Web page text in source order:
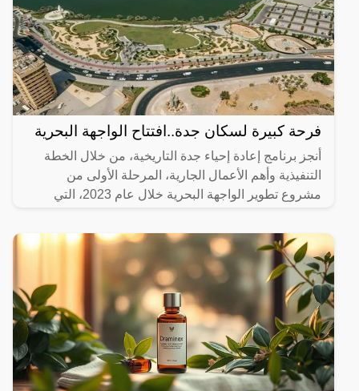
فرحة كبيرة لسكان جدة..افتتاح الواجهة البحرية
أنجز برنامج إعادة إحياء جدة التاريخية، من خلال الخطة
التنفيذية وأهم الأعمال الجارية، المرحلة الأولى من
مشروع تطوير الواجهة البحرية خلال عام 2023، التي